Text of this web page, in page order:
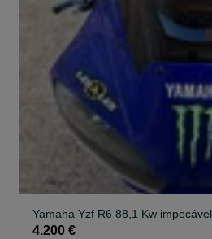
Yamaha Yzf R6 88,1 Kw impecável
4.200 €